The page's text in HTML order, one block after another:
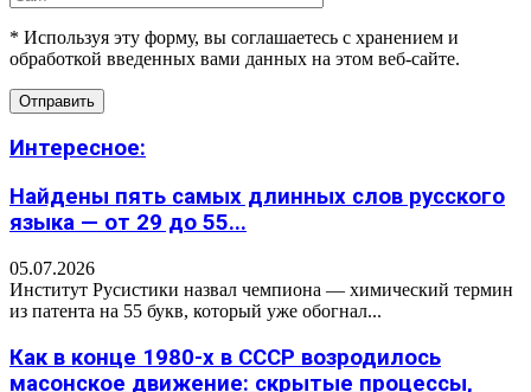
* Используя эту форму, вы соглашаетесь с хранением и
обработкой введенных вами данных на этом веб-сайте.
Интересное:
Найдены пять самых длинных слов русского
языка — от 29 до 55...
05.07.2026
Институт Русистики назвал чемпиона — химический термин
из патента на 55 букв, который уже обогнал...
Как в конце 1980-х в СССР возродилось
масонское движение: скрытые процессы,